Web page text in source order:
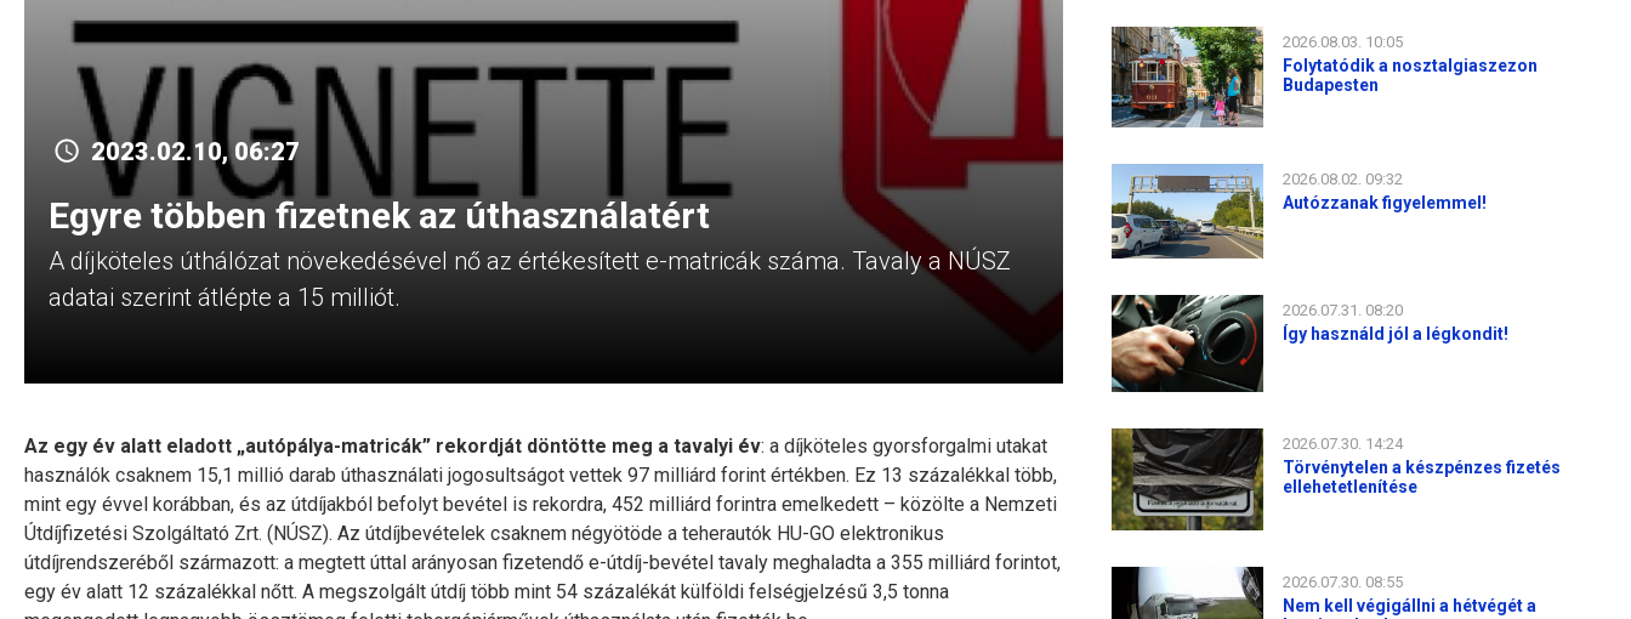
2023.02.10, 06:27
Egyre többen fizetnek az úthasználatért
A díjköteles úthálózat növekedésével nő az értékesített e-matricák száma. Tavaly a NÚSZ
adatai szerint átlépte a 15 milliót.
Az egy év alatt eladott „autópálya-matricák” rekordját döntötte meg a tavalyi év: a díjköteles gyorsforgalmi utakat
használók csaknem 15,1 millió darab úthasználati jogosultságot vettek 97 milliárd forint értékben. Ez 13 százalékkal több,
mint egy évvel korábban, és az útdíjakból befolyt bevétel is rekordra, 452 milliárd forintra emelkedett – közölte a Nemzeti
Útdíjfizetési Szolgáltató Zrt. (NÚSZ). Az útdíjbevételek csaknem négyötöde a teherautók HU-GO elektronikus
útdíjrendszeréből származott: a megtett úttal arányosan fizetendő e-útdíj-bevétel tavaly meghaladta a 355 milliárd forintot,
egy év alatt 12 százalékkal nőtt. A megszolgált útdíj több mint 54 százalékát külföldi felségjelzésű 3,5 tonna
2026.08.03. 10:05
Folytatódik a nosztalgiaszezon
Budapesten
2026.08.02. 09:32
Autózzanak figyelemmel!
2026.07.31. 08:20
Így használd jól a légkondit!
2026.07.30. 14:24
Törvénytelen a készpénzes fizetés
ellehetetlenítése
2026.07.30. 08:55
Nem kell végigállni a hétvégét a